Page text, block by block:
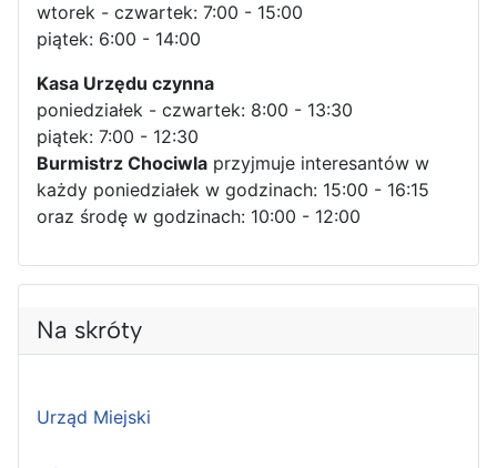
wtorek - czwartek: 7:00 - 15:00
piątek: 6:00 - 14:00
Kasa Urzędu czynna
poniedziałek - czwartek: 8:00 - 13:30
piątek: 7:00 - 12:30
Burmistrz Chociwla przyjmuje interesantów w
każdy poniedziałek w godzinach: 15:00 - 16:15
oraz środę w godzinach: 10:00 - 12:00
Na skróty
Urząd Miejski